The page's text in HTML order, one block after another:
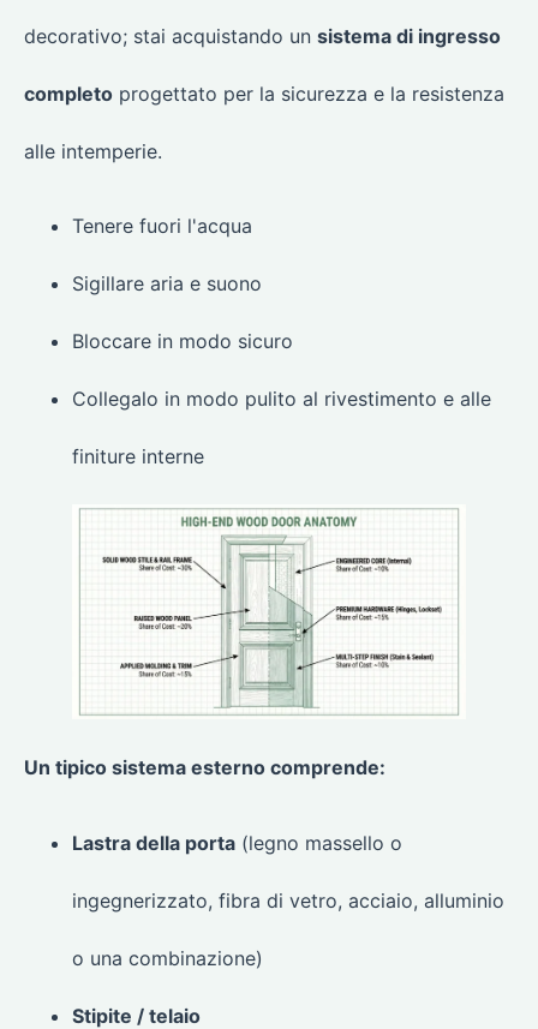
decorativo; stai acquistando un sistema di ingresso
completo progettato per la sicurezza e la resistenza
alle intemperie.
Tenere fuori l'acqua
Sigillare aria e suono
Bloccare in modo sicuro
Collegalo in modo pulito al rivestimento e alle
finiture interne
Un tipico sistema esterno comprende:
Lastra della porta (legno massello o
ingegnerizzato, fibra di vetro, acciaio, alluminio
o una combinazione)
Stipite / telaio